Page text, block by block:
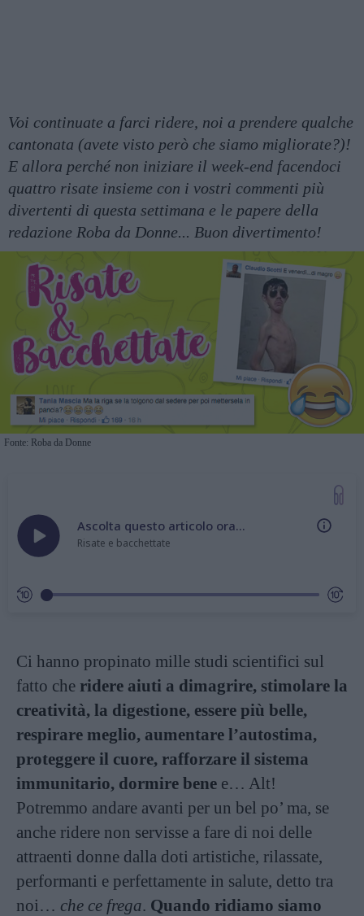
Voi continuate a farci ridere, noi a prendere qualche
cantonata (avete visto però che siamo migliorate?)!
E allora perché non iniziare il week-end facendoci
quattro risate insieme con i vostri commenti più
divertenti di questa settimana e le papere della
redazione Roba da Donne... Buon divertimento!
Fonte: Roba da Donne
Ascolta questo articolo ora...
Risate e bacchettate
Ci hanno propinato mille studi scientifici sul
fatto che ridere aiuti a dimagrire, stimolare la
creatività, la digestione, essere più belle,
respirare meglio, aumentare l’autostima,
proteggere il cuore, rafforzare il sistema
immunitario, dormire bene e… Alt!
Potremmo andare avanti per un bel po’ ma, se
anche ridere non servisse a fare di noi delle
attraenti donne dalla doti artistiche, rilassate,
performanti e perfettamente in salute, detto tra
noi… che ce frega. Quando ridiamo siamo